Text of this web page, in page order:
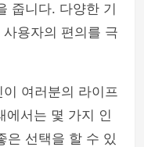
줍니다. 다양한 기
용자의 편의를 극
여러분의 라이프
에서는 몇 가지 인
은 선택을 할 수 있